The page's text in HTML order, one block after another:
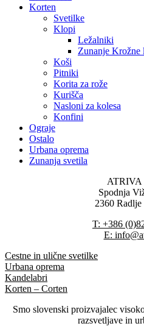
Korten
Svetilke
Klopi
Ležalniki
Zunanje Krožne
Koši
Pitniki
Korita za rože
Kurišča
Nasloni za kolesa
Konfini
Ograje
Ostalo
Urbana oprema
Zunanja svetila
ATRIVA
Spodnja
2360
T: +386
E:
Cestne in ulične svetilke
Urbana oprema
Kandelabri
Korten – Corten
Smo slovenski proizvajalec
razsvetljave in